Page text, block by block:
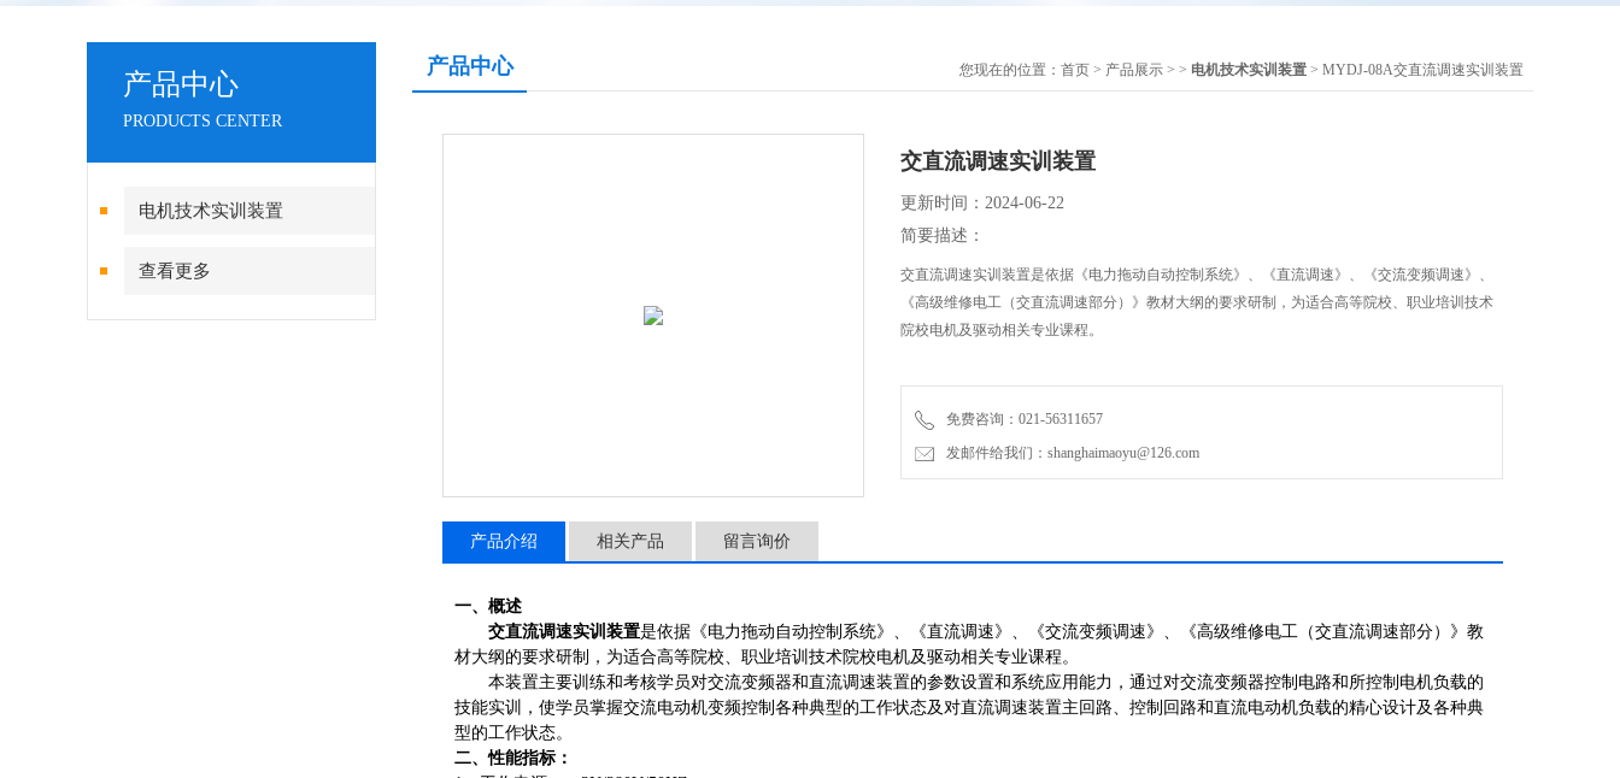
产品中心
PRODUCTS CENTER
电机技术实训装置
查看更多
产品中心 您现在的位置： 首页 > 产品展示 > > 电机技术实训装置 > MYDJ-08A交直流调速实训装置
交直流调速实训装置
更新时间：2024-06-22
简要描述：
交直流调速实训装置是依据《电力拖动自动控制系统》、《直流调速》、《交流变频调速》、
《高级维修电工（交直流调速部分）》教材大纲的要求研制，为适合高等院校、职业培训技术
院校电机及驱动相关专业课程。
免费咨询：021-56311657
发邮件给我们：shanghaimaoyu@126.com
产品介绍 相关产品 留言询价
一、概述
交直流调速实训装置是依据《电力拖动自动控制系统》、《直流调速》、《交流变频调速》、《高级维修电工（交直流调速部分）》教
材大纲的要求研制，为适合高等院校、职业培训技术院校电机及驱动相关专业课程。
本装置主要训练和考核学员对交流变频器和直流调速装置的参数设置和系统应用能力，通过对交流变频器控制电路和所控制电机负载的
技能实训，使学员掌握交流电动机变频控制各种典型的工作状态及对直流调速装置主回路、控制回路和直流电动机负载的精心设计及各种典
型的工作状态。
二、性能指标：